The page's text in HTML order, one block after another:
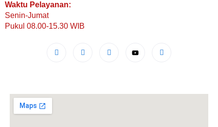
Waktu Pelayanan:
Senin-Jumat
Pukul 08.00-15.30 WIB